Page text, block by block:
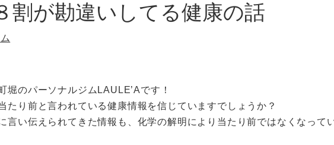
割が勘違いしてる健康の話
堀のパーソナルジムLAULE’Aです！
たり前と言われている健康情報を信じていますでしょうか？
言い伝えられてきた情報も、化学の解明により当たり前ではなくなって